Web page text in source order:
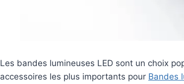
Les bandes lumineuses LED sont un choix
accessoires les plus importants pour Bandes